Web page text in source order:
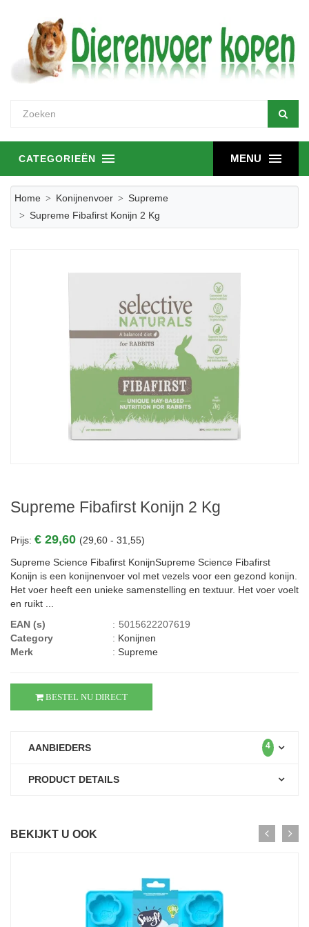
MENU
CATEGORIEËN
Home Konijnenvoer
Supreme
Supreme Fibafirst Konijn 2 Kg
Supreme Fibafirst Konijn 2 Kg
Prijs: € 29,60 (29,60 - 31,55)
Supreme Science Fibafirst KonijnSupreme Science Fibafirst
Konijn is een konijnenvoer vol met vezels voor een gezond konijn.
Het voer heeft een unieke samenstelling en textuur. Het voer voelt
en ruikt ...
EAN (s)
: 5015622207619
Category
: Konijnen
Merk
: Supreme
BESTEL NU DIRECT
AANBIEDERS 4
PRODUCT DETAILS
BEKIJKT U OOK